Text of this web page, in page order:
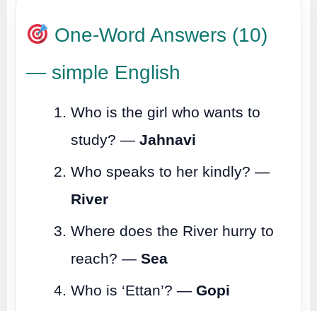
One-Word Answers (10)
— simple English
Who is the girl who wants to
study? — Jahnavi
Who speaks to her kindly? —
River
Where does the River hurry to
reach? — Sea
Who is ‘Ettan’? — Gopi